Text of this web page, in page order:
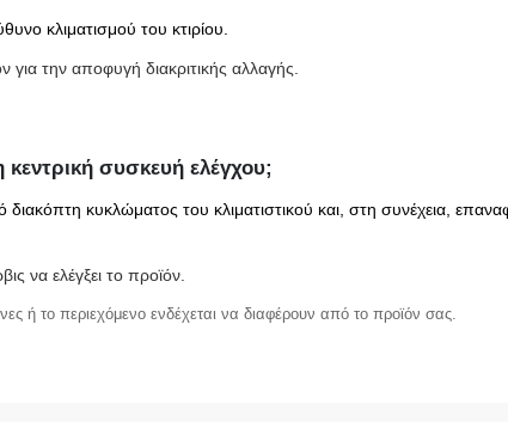
κλιματισμού του κτιρίου.
για την αποφυγή διακριτικής αλλαγής.
κεντρική συσκευή ελέγχου;
κυκλώματος του κλιματιστικού και, στη συνέχεια,
να ελέγξει το προϊόν.
ή το περιεχόμενο ενδέχεται να διαφέρουν από το προϊόν σας.